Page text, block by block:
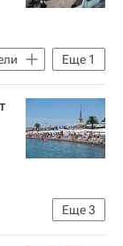
Еще 1
Еще3